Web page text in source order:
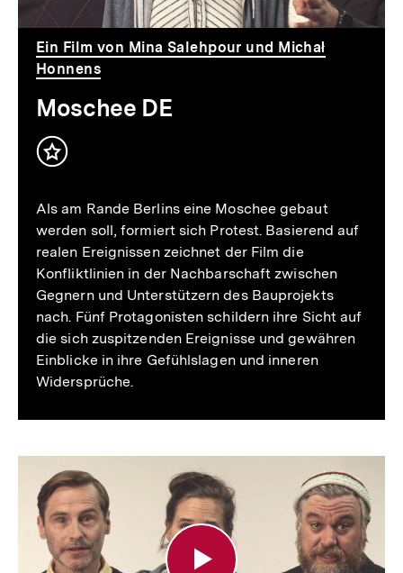
Ein Film von Mina Salehpour und Michał
Honnens
Moschee DE
Inhalt
Als am Rande Berlins eine Moschee gebaut
werden soll, formiert sich Protest. Basierend auf
realen Ereignissen zeichnet der Film die
Konfliktlinien in der Nachbarschaft zwischen
Gegnern und Unterstützern des Bauprojekts
nach. Fünf Protagonisten schildern ihre Sicht auf
die sich zuspitzenden Ereignisse und gewähren
Einblicke in ihre Gefühlslagen und inneren
Widersprüche.
Moschee
DE